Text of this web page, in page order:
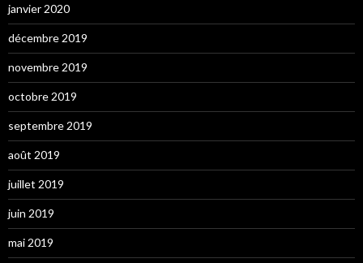
janvier 2020
décembre 2019
novembre 2019
octobre 2019
septembre 2019
août 2019
juillet 2019
juin 2019
mai 2019